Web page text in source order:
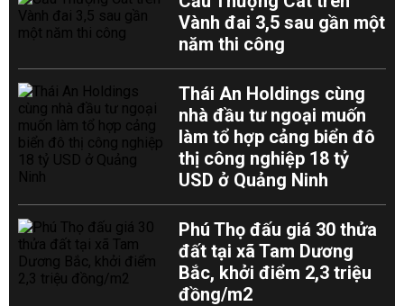
Vành đai 3,5 sau gần một
năm thi công
Thái An Holdings cùng
nhà đầu tư ngoại muốn
làm tổ hợp cảng biển đô
thị công nghiệp 18 tỷ
USD ở Quảng Ninh
Phú Thọ đấu giá 30 thửa
đất tại xã Tam Dương
Bắc, khởi điểm 2,3 triệu
đồng/m2